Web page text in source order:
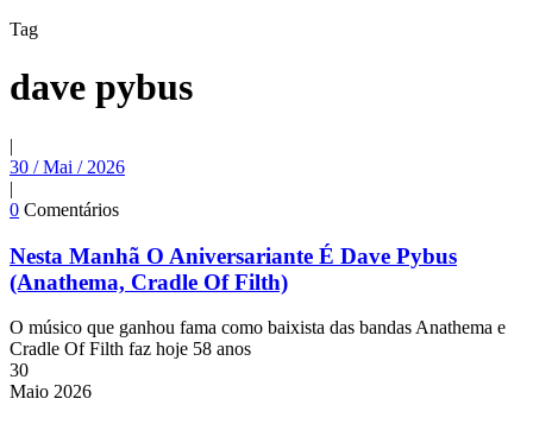
Tag
dave pybus
|
30 / Mai / 2026
|
0 Comentários
Nesta Manhã O Aniversariante É Dave Pybus
(Anathema, Cradle Of Filth)
O músico que ganhou fama como baixista das bandas Anathema e
Cradle Of Filth faz hoje 58 anos
30
Maio 2026